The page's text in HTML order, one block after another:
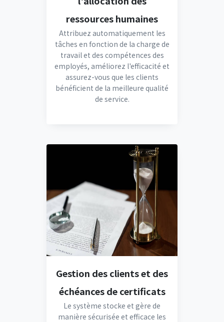
ressources humaines
Attribuez automatiquement les
tâches en fonction de la charge de
travail et des compétences des
employés, améliorez l'efficacité et
assurez-vous que les clients
bénéficient de la meilleure qualité
de service.
Gestion des clients et des
échéances de certificats
Le système stocke et gère de
manière sécurisée et efficace les